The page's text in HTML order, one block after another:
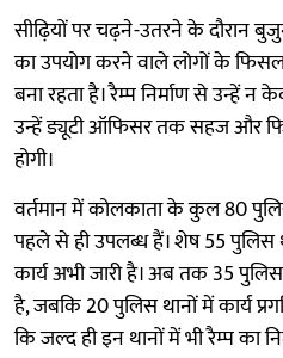
सीढ़ियों पर चढ़ने-उतरने के दौरान
का उपयोग करने वाले लोगों के
बना रहता है। रैम्प निर्माण से उन्हें न
उन्हें ड्यूटी ऑफिसर तक सहज और
होगी।
वर्तमान में कोलकाता के कुल 80
पहले से ही उपलब्ध हैं। शेष 55 पुलिस
कार्य अभी जारी है। अब तक 35 पुलिस
है, जबकि 20 पुलिस थानों में कार्य
कि जल्द ही इन थानों में भी रैम्प का